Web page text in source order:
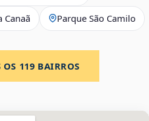
Canaã Parque São Camilo
OS 119 BAIRROS